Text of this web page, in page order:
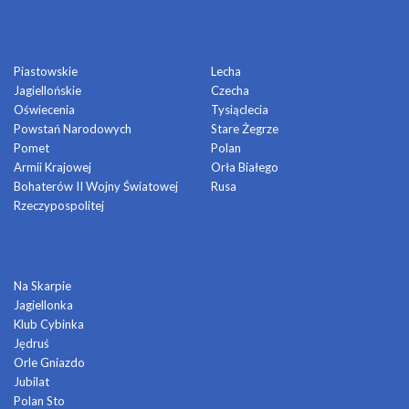
Piastowskie
Jagiellońskie
Oświecenia
Powstań Narodowych
Pomet
Armii Krajowej
Bohaterów II Wojny Światowej
Rzeczypospolitej
Lecha
Czecha
Tysiąclecia
Stare Żegrze
Polan
Orła Białego
Rusa
Na Skarpie
Jagiellonka
Klub Cybinka
Jędruś
Orle Gniazdo
Jubilat
Polan Sto